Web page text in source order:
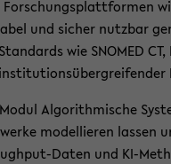
For­schungs­platt­for­men
und si­cher nutz­bar
wie SNO­MED
Al­go­rith­mi­sche
mo­del­lie­ren las­sen
Daten und KI-​